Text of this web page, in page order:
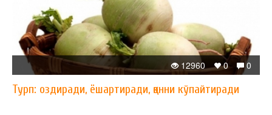
0
0
12960
Турп: оздиради, ёшартиради, қонни кўпайтиради